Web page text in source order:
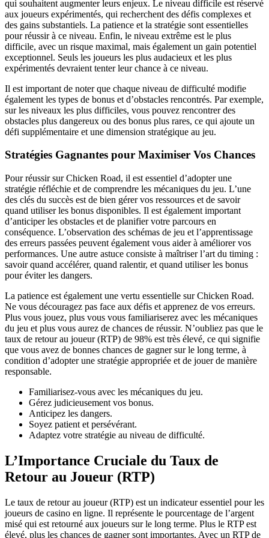
qui souhaitent augmenter leurs enjeux. Le niveau difficile est réservé
aux joueurs expérimentés, qui recherchent des défis complexes et
des gains substantiels. La patience et la stratégie sont essentielles
pour réussir à ce niveau. Enfin, le niveau extrême est le plus
difficile, avec un risque maximal, mais également un gain potentiel
exceptionnel. Seuls les joueurs les plus audacieux et les plus
expérimentés devraient tenter leur chance à ce niveau.
Il est important de noter que chaque niveau de difficulté modifie
également les types de bonus et d’obstacles rencontrés. Par exemple,
sur les niveaux les plus difficiles, vous pouvez rencontrer des
obstacles plus dangereux ou des bonus plus rares, ce qui ajoute un
défi supplémentaire et une dimension stratégique au jeu.
Stratégies Gagnantes pour Maximiser Vos Chances
Pour réussir sur Chicken Road, il est essentiel d’adopter une
stratégie réfléchie et de comprendre les mécaniques du jeu. L’une
des clés du succès est de bien gérer vos ressources et de savoir
quand utiliser les bonus disponibles. Il est également important
d’anticiper les obstacles et de planifier votre parcours en
conséquence. L’observation des schémas de jeu et l’apprentissage
des erreurs passées peuvent également vous aider à améliorer vos
performances. Une autre astuce consiste à maîtriser l’art du timing :
savoir quand accélérer, quand ralentir, et quand utiliser les bonus
pour éviter les dangers.
La patience est également une vertu essentielle sur Chicken Road.
Ne vous découragez pas face aux défis et apprenez de vos erreurs.
Plus vous jouez, plus vous vous familiariserez avec les mécaniques
du jeu et plus vous aurez de chances de réussir. N’oubliez pas que le
taux de retour au joueur (RTP) de 98% est très élevé, ce qui signifie
que vous avez de bonnes chances de gagner sur le long terme, à
condition d’adopter une stratégie appropriée et de jouer de manière
responsable.
Familiarisez-vous avec les mécaniques du jeu.
Gérez judicieusement vos bonus.
Anticipez les dangers.
Soyez patient et persévérant.
Adaptez votre stratégie au niveau de difficulté.
L’Importance Cruciale du Taux de
Retour au Joueur (RTP)
Le taux de retour au joueur (RTP) est un indicateur essentiel pour les
joueurs de casino en ligne. Il représente le pourcentage de l’argent
misé qui est retourné aux joueurs sur le long terme. Plus le RTP est
élevé, plus les chances de gagner sont importantes. Avec un RTP de